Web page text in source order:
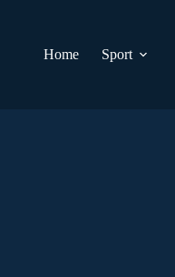
Home
Sport